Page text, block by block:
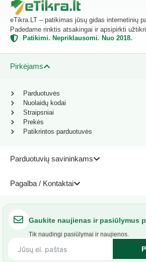
eTikra.LT – patikimas jūsų gidas internetinių
Padedame rinktis atsakingai ir apsipirkti
Patikimi. Nepriklausomi. Nuo 2018.
Pirkėjams
Parduotuvių savininkams
Pagalba / Kontaktai
Parduotuvės
Nuolaidų kodai
Straipsniai
Prekės
Patikrintos parduotuvės
Gaukite naujienas ir pasiūlymus
Tik naudingi pasiūlymai ir naujienos.